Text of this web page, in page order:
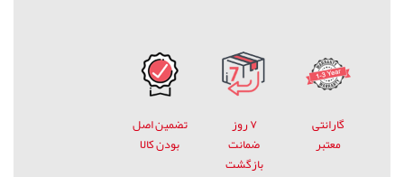
گارانتی
معتبر
۷ روز
ضمانت
بازگشت
تضمین اصل
بودن کالا